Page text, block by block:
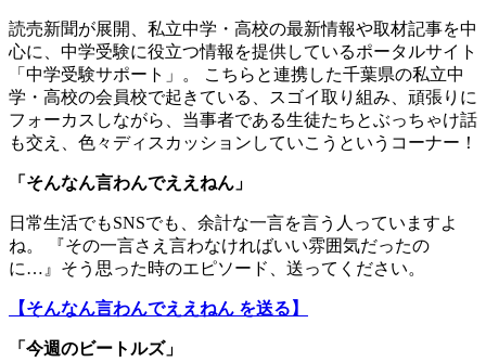
読売新聞が展開、私立中学・高校の最新情報や取材記事を中
心に、中学受験に役立つ情報を提供しているポータルサイト
「中学受験サポート」。 こちらと連携した千葉県の私立中
学・高校の会員校で起きている、スゴイ取り組み、頑張りに
フォーカスしながら、当事者である生徒たちとぶっちゃけ話
も交え、色々ディスカッションしていこうというコーナー！
「 そんなん言わんでええねん 」
日常生活でもSNSでも、余計な一言を言う人っていますよ
ね。 『その一言さえ言わなければいい雰囲気だったの
に…』そう思った時のエピソード、送ってください。
【そんなん言わんでええねん を送る】
「今週のビートルズ」